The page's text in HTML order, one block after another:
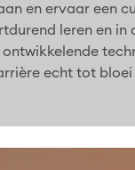
en ervaar een
leren en in
echt tot bloei